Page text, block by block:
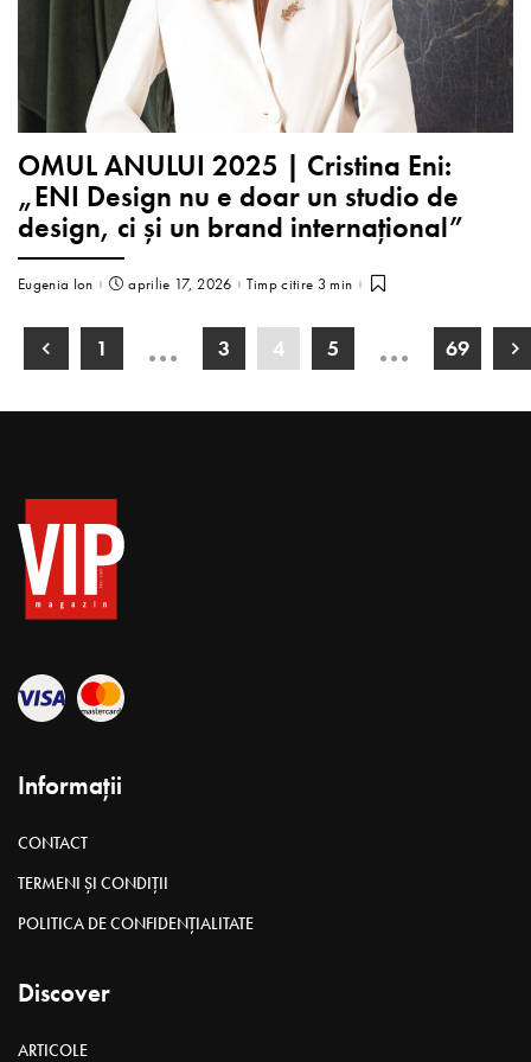
OMUL ANULUI 2025 | Cristina Eni:
„ENI Design nu e doar un studio de
design, ci și un brand internațional”
Eugenia Ion aprilie 17, 2026 Timp citire 3 min
1 … 3 4 5 … 69
Informații
CONTACT
TERMENI ȘI CONDIȚII
POLITICA DE CONFIDENȚIALITATE
Discover
ARTICOLE